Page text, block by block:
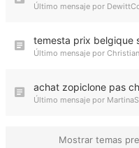
Último mensaje por
temesta prix belgique
Último mensaje por
achat zopiclone pas
Último mensaje por
Mostrar temas